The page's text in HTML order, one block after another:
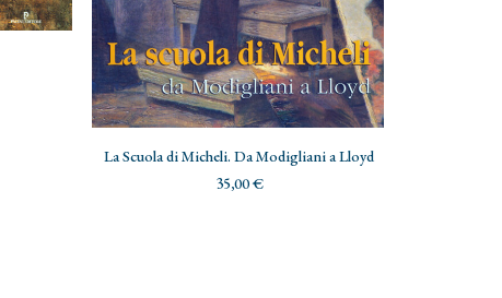
AGGIUNGI AL CARRELLO
La Scuola di Micheli. Da Modigliani a Lloyd
35,00€